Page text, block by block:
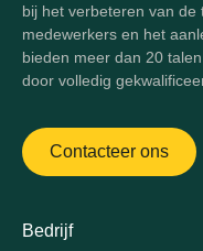
bij het verbeteren van
medewerkers en het
bieden meer dan 20
door volledig
Contacteer ons
Bedrijf